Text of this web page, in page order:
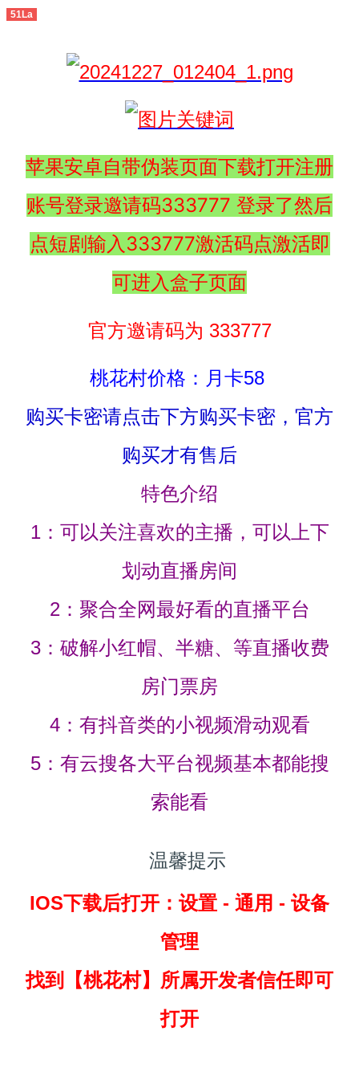
51La
苹果安卓自带伪装页面下载打开注册
账号登录邀请码333777 登录了然后
点短剧输入333777激活码点激活即
可进入盒子页面
官方邀请码为 333777
桃花村价格：月卡58
购买卡密请点击下方购买卡密，官方
购买才有售后
特色介绍
1：可以关注喜欢的主播，可以上下
划动直播房间
2：聚合全网最好看的直播平台
3：破解小红帽、半糖、等直播收费
房门票房
4：有抖音类的小视频滑动观看
5：有云搜各大平台视频基本都能搜
索能看
温馨提示
IOS下载后打开：设置 - 通用 - 设备
管理
找到
【桃花村】所属开发者信任即可
打开